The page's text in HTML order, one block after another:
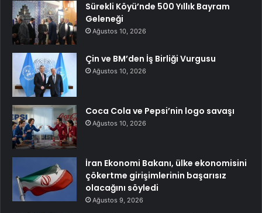
Sürekli Köyü’nde 500 Yıllık Bayram
Geleneği
Ağustos 10, 2026
Çin ve BM’den İş Birliği Vurgusu
Ağustos 10, 2026
Coca Cola ve Pepsi’nin logo savaşı
Ağustos 10, 2026
İran Ekonomi Bakanı, ülke ekonomisini
çökertme girişimlerinin başarısız
olacağını söyledi
Ağustos 9, 2026